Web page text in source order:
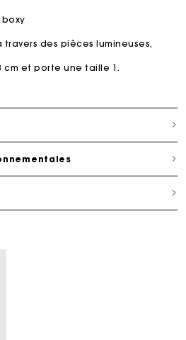
travers des pièces lumineuses,
cm et porte une taille 1.